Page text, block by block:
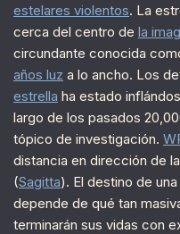
estelares violentos. La
cerca del centro de la
circundante conocida
años luz a lo ancho. Los
estrella ha estado
largo de los pasados
tópico de investigación.
distancia en dirección de la
(Sagitta). El destino de una
depende de qué tan
terminarán sus vidas con